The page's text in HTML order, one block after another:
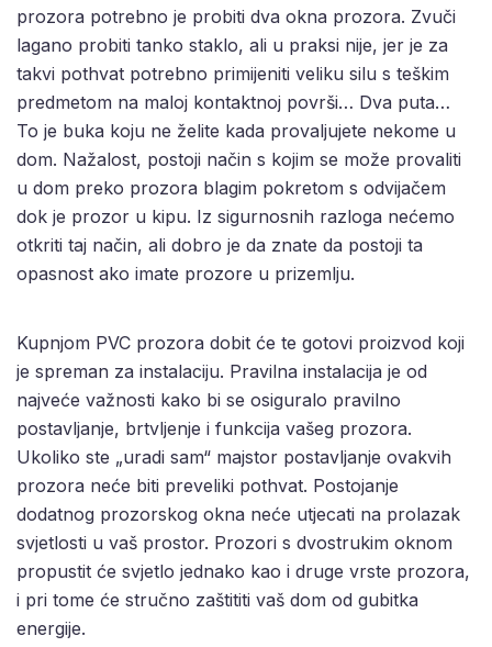
prozora potrebno je probiti dva okna prozora. Zvuči
lagano probiti tanko staklo, ali u praksi nije, jer je za
takvi pothvat potrebno primijeniti veliku silu s teškim
predmetom na maloj kontaktnoj površi… Dva puta…
To je buka koju ne želite kada provaljujete nekome u
dom. Nažalost, postoji način s kojim se može provaliti
u dom preko prozora blagim pokretom s odvijačem
dok je prozor u kipu. Iz sigurnosnih razloga nećemo
otkriti taj način, ali dobro je da znate da postoji ta
opasnost ako imate prozore u prizemlju.
Kupnjom PVC prozora dobit će te gotovi proizvod koji
je spreman za instalaciju. Pravilna instalacija je od
najveće važnosti kako bi se osiguralo pravilno
postavljanje, brtvljenje i funkcija vašeg prozora.
Ukoliko ste „uradi sam“ majstor postavljanje ovakvih
prozora neće biti preveliki pothvat. Postojanje
dodatnog prozorskog okna neće utjecati na prolazak
svjetlosti u vaš prostor. Prozori s dvostrukim oknom
propustit će svjetlo jednako kao i druge vrste prozora,
i pri tome će stručno zaštititi vaš dom od gubitka
energije.